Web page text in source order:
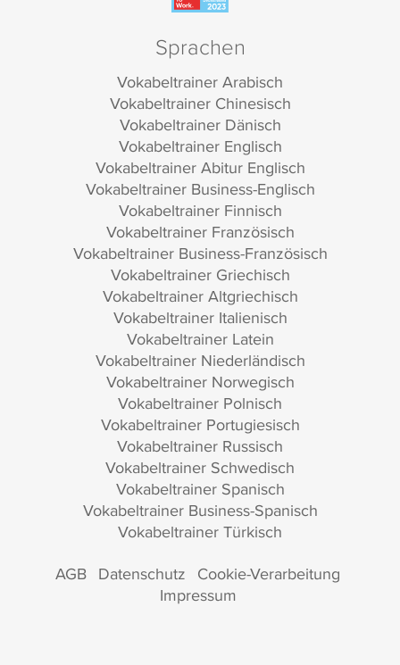
Sprachen
Vokabeltrainer Arabisch
Vokabeltrainer Chinesisch
Vokabeltrainer Dänisch
Vokabeltrainer Englisch
Vokabeltrainer Abitur Englisch
Vokabeltrainer Business-Englisch
Vokabeltrainer Finnisch
Vokabeltrainer Französisch
Vokabeltrainer Business-Französisch
Vokabeltrainer Griechisch
Vokabeltrainer Altgriechisch
Vokabeltrainer Italienisch
Vokabeltrainer Latein
Vokabeltrainer Niederländisch
Vokabeltrainer Norwegisch
Vokabeltrainer Polnisch
Vokabeltrainer Portugiesisch
Vokabeltrainer Russisch
Vokabeltrainer Schwedisch
Vokabeltrainer Spanisch
Vokabeltrainer Business-Spanisch
Vokabeltrainer Türkisch
AGB Datenschutz Cookie-Verarbeitung
Impressum